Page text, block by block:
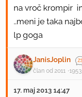
na vroč krompir
..meni je taka
lp goga
JanisJoplin
član od 2011
17. maj 2013 14:47